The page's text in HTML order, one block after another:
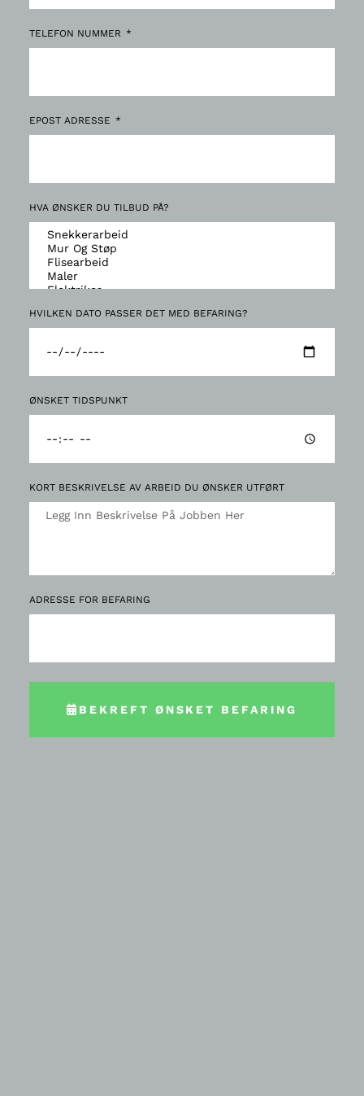
TELEFON NUMMER
EPOST ADRESSE
HVA ØNSKER DU TILBUD PÅ?
HVILKEN DATO PASSER DET MED BEFARING?
ØNSKET TIDSPUNKT
KORT BESKRIVELSE AV ARBEID DU ØNSKER UTFØRT
ADRESSE FOR BEFARING
BEKREFT ØNSKET BEFARING